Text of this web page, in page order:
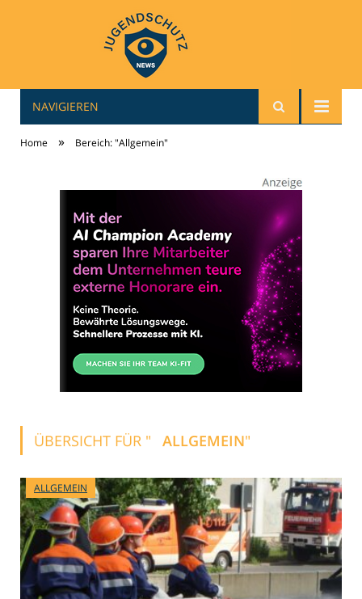
jugendschutz-news.de
NAVIGIEREN
Home » Bereich: "Allgemein"
ÜBERSICHT FÜR " ALLGEMEIN"
ALLGEMEIN